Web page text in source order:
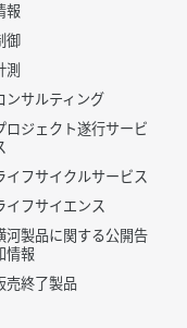
報
御
測
ンサルティング
ロジェクト遂行サービ
イフサイクルサービス
イフサイエンス
河製品に関する公開告
情報
売終了製品